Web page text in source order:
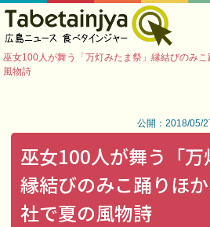
巫女100人が舞う「万灯みたま祭」縁結びのみ
風物詩
公開：2018/05/
巫女100人が舞う「万
縁結びのみこ踊りほ
社で夏の風物詩